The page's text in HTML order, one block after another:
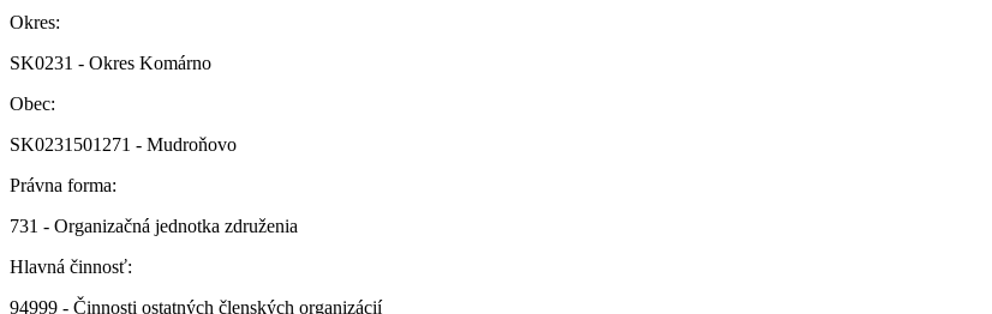
Okres:
SK0231 - Okres Komárno
Obec:
SK0231501271 - Mudroňovo
Právna forma:
731 - Organizačná jednotka združenia
Hlavná činnosť:
94999 - Činnosti ostatných členských organizácií